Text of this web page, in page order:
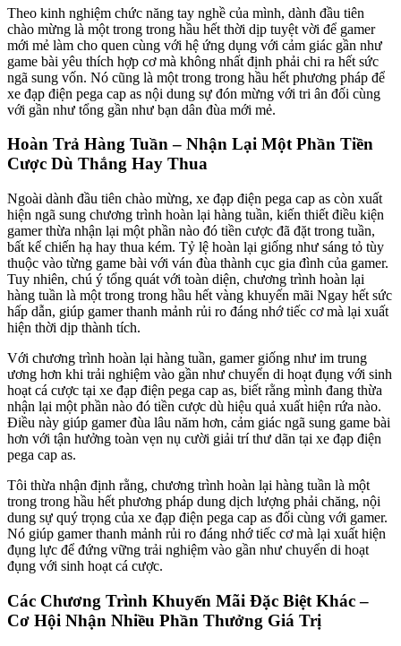
Theo kinh nghiệm chức năng tay nghề của mình, dành đầu tiên
chào mừng là một trong trong hầu hết thời dịp tuyệt vời để gamer
mới mẻ làm cho quen cùng với hệ ứng dụng với cảm giác gần như
game bài yêu thích hợp cơ mà không nhất định phải chi ra hết sức
ngã sung vốn. Nó cũng là một trong trong hầu hết phương pháp để
xe đạp điện pega cap as nội dung sự đón mừng với tri ân đối cùng
với gần như tổng gần như bạn dân đùa mới mẻ.
Hoàn Trả Hàng Tuần – Nhận Lại Một Phần Tiền
Cược Dù Thắng Hay Thua
Ngoài dành đầu tiên chào mừng, xe đạp điện pega cap as còn xuất
hiện ngã sung chương trình hoàn lại hàng tuần, kiến thiết điều kiện
gamer thừa nhận lại một phần nào đó tiền cược đã đặt trong tuần,
bất kể chiến hạ hay thua kém. Tỷ lệ hoàn lại giống như sáng tỏ tùy
thuộc vào từng game bài với ván đùa thành cục gia đình của gamer.
Tuy nhiên, chú ý tổng quát với toàn diện, chương trình hoàn lại
hàng tuần là một trong trong hầu hết vàng khuyến mãi Ngay hết sức
hấp dẫn, giúp gamer thanh mảnh rủi ro đáng nhớ tiếc cơ mà lại xuất
hiện thời dịp thành tích.
Với chương trình hoàn lại hàng tuần, gamer giống như im trung
ương hơn khi trải nghiệm vào gần như chuyển di hoạt đụng với sinh
hoạt cá cược tại xe đạp điện pega cap as, biết rằng mình đang thừa
nhận lại một phần nào đó tiền cược dù hiệu quả xuất hiện rứa nào.
Điều này giúp gamer đùa lâu năm hơn, cảm giác ngã sung game bài
hơn với tận hưởng toàn vẹn nụ cười giải trí thư dãn tại xe đạp điện
pega cap as.
Tôi thừa nhận định rằng, chương trình hoàn lại hàng tuần là một
trong trong hầu hết phương pháp dung dịch lượng phải chăng, nội
dung sự quý trọng của xe đạp điện pega cap as đối cùng với gamer.
Nó giúp gamer thanh mảnh rủi ro đáng nhớ tiếc cơ mà lại xuất hiện
đụng lực để đứng vững trải nghiệm vào gần như chuyển di hoạt
đụng với sinh hoạt cá cược.
Các Chương Trình Khuyến Mãi Đặc Biệt Khác –
Cơ Hội Nhận Nhiều Phần Thưởng Giá Trị